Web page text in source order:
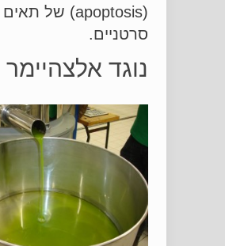
(apoptosis) של תאים
סרטניים.
נוגד אלצהיימר